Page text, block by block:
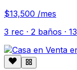
$13,500 /mes
3 rec · 2 baños ·